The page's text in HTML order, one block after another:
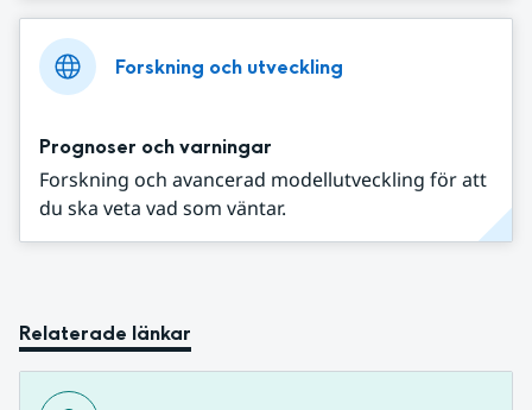
Forskning och utveckling
Prognoser och varningar
Forskning och avancerad modellutveckling för att
du ska veta vad som väntar.
Relaterade länkar